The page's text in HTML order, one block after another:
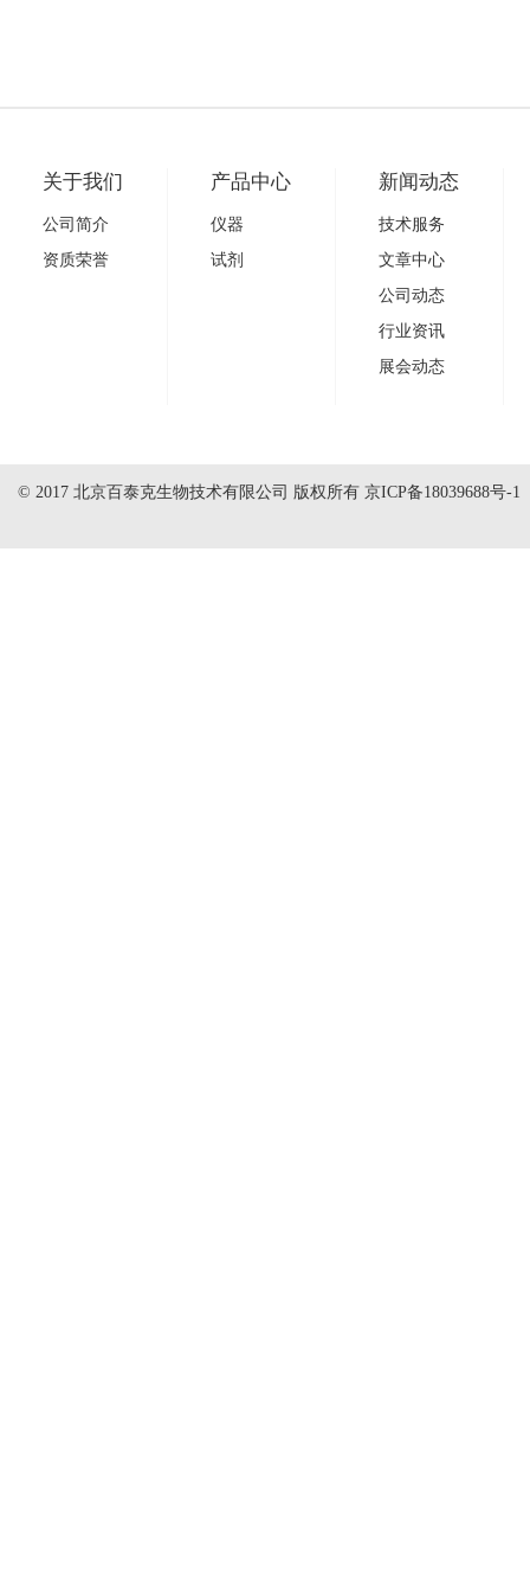
关于我们
公司简介
资质荣誉
产品中心
仪器
试剂
新闻动态
技术服务
文章中心
公司动态
行业资讯
展会动态
© 2017 北京百泰克生物技术有限公司 版权所有 京ICP备18039688号-1